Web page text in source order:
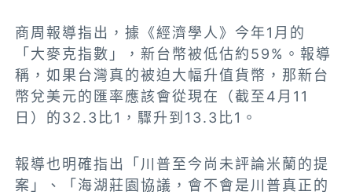
商周報導指出，據《經濟學人》今年1月的
「大麥克指數」，新台幣被低估約59%。報導
稱，如果台灣真的被迫大幅升值貨幣，那新台
幣兌美元的匯率應該會從現在（截至4月11
日）的32.3比1，驟升到13.3比1。
報導也明確指出「川普至今尚未評論米蘭的提
案」、「海湖莊園協議，會不會是川普真正的